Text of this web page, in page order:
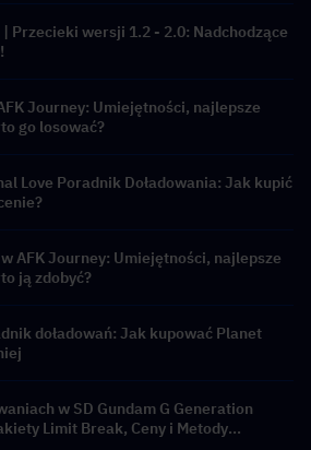
Przecieki wersji 1.2 - 2.0: Nadchodzące
Journey: Umiejętności, najlepsze
go losować?
Love Poradnik Doładowania: Jak kupić
AFK Journey: Umiejętności, najlepsze
ją zdobyć?
doładowań: Jak kupować Planet
w SD Gundam G Generation
Limit Break, Ceny i Metody